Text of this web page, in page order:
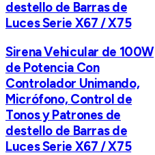
destello de Barras de
Luces Serie X67 / X75
Sirena Vehicular de 100W
de Potencia Con
Controlador Unimando,
Micrófono, Control de
Tonos y Patrones de
destello de Barras de
Luces Serie X67 / X75